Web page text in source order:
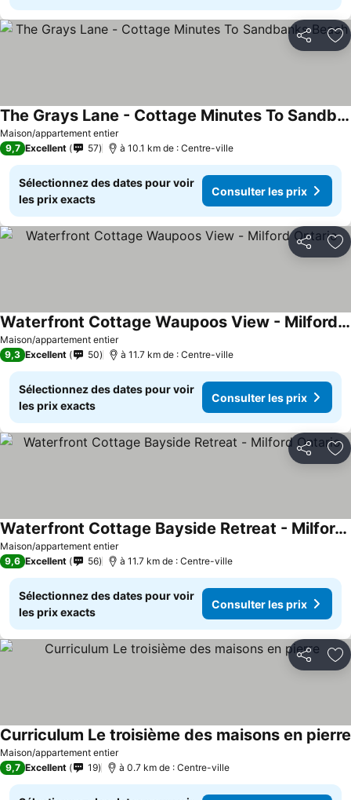
Partager
Maison/appartement entier
The Grays Lane - Cottage Minutes To Sandbanks Beach
9,7 Excellent 57 à 10.1 km de : Centre-ville
Sélectionnez des dates pour voir
les prix exacts
Consulter les prix
Partager
Maison/appartement entier
Waterfront Cottage Waupoos View - Milford Ontario
9,3 Excellent 50 à 11.7 km de : Centre-ville
Sélectionnez des dates pour voir
les prix exacts
Consulter les prix
Partager
Maison/appartement entier
Waterfront Cottage Bayside Retreat - Milford Ontario
9,6 Excellent 56 à 11.7 km de : Centre-ville
Sélectionnez des dates pour voir
les prix exacts
Consulter les prix
Partager
Maison/appartement entier
Curriculum Le troisième des maisons en pierre
9,7 Excellent 19 à 0.7 km de : Centre-ville